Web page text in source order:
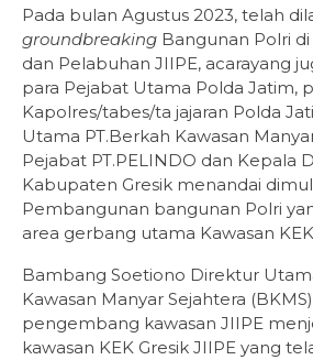
Pada bulan Agustus 2023, telah
groundbreaking Bangunan Polri
dan Pelabuhan JIIPE, acarayang
para Pejabat Utama Polda Jatim,
Kapolres/tabes/ta jajaran Polda
Utama PT.Berkah Kawasan
Pejabat PT.PELINDO dan Kepala
Kabupaten Gresik menandai
Pembangunan bangunan Polri
area gerbang utama Kawasan
Bambang Soetiono Direktur
Kawasan Manyar Sejahtera
pengembang kawasan JIIPE
kawasan KEK Gresik JIIPE yang